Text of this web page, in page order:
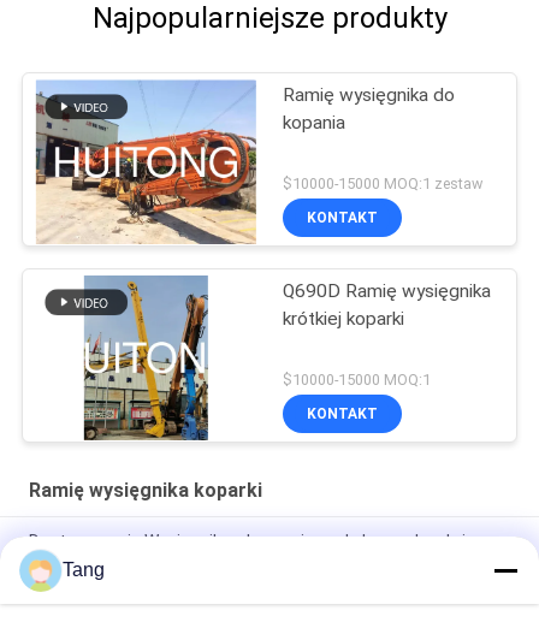
Najpopularniejsze produkty
Ramię wysięgnika do
kopania
$10000-15000 MOQ:1 zestaw
KONTAKT
Q690D Ramię wysięgnika
krótkiej koparki
$10000-15000 MOQ:1
KONTAKT
Ramię wysięgnika koparki
Dostosowanie Wysięgnik wyburzeniowy do koparek o dużym
zasięgu OEM PC EX PC 1 rok gwarancji 100% nowość
Wysięgnik budowlany o długim zasięgu do palowania arkuszy
Tang